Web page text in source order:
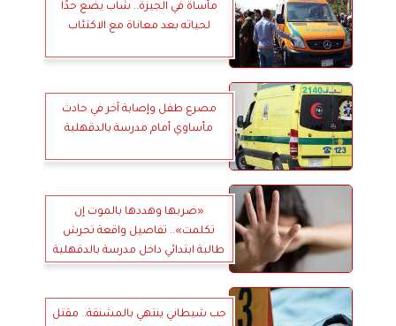
مأساة في الجيزة.. شاب يضع حدًا
لحياته بعد معاناة مع الاكتئاب
مصرع طفل وإصابة آخر في حادث
مأساوي أمام مدرسة بالدقهلية
«ضربها وهددها بالموت إن
تكلمت».. تفاصيل واقعة تحرش
طالبة ابتدائي داخل مدرسة بالدقهلية
حب شيطاني ينتهي بالمشنقة.. مقتل